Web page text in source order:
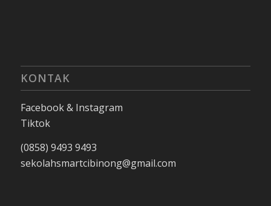
KONTAK
Facebook & Instagram
Tiktok
(0858) 9493 9493
sekolahsmartcibinong@gmail.com